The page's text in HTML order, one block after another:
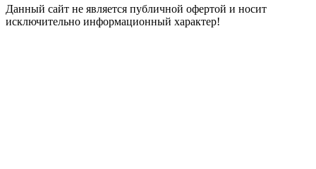
Данный сайт не является публичной офертой и носит
исключительно информационный характер!